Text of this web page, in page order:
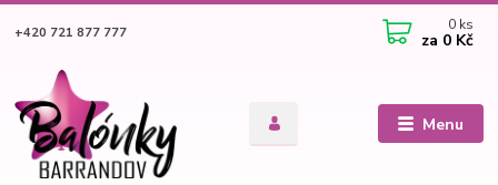
Menu
+420 721 877 777 0 ks
za 0 Kč